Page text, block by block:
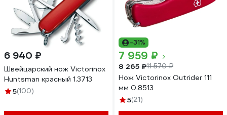
6 940 ₽
Швейцарский нож Victorinox
Huntsman красный 1.3713
5(100)
-31%
7 959 ₽
8 265 ₽11 570 ₽
Нож Victorinox Outrider 111
мм 0.8513
5(21)